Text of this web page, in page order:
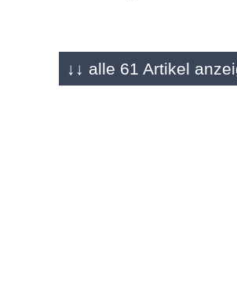
BAD HERSFELD / FULDA -
Wir lieben Lolls einfach
↓↓ alle 61 Artikel